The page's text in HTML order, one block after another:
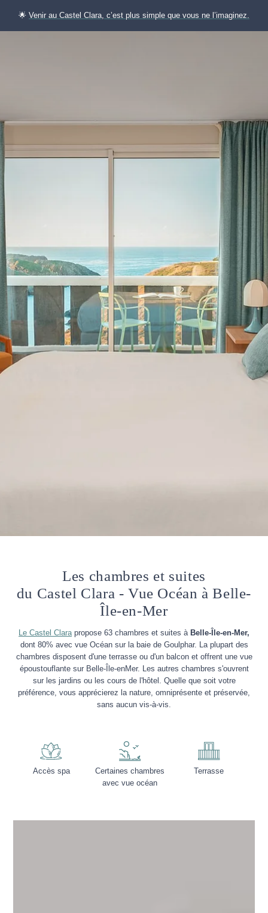
🌟 Venir au Castel Clara, c’est plus simple que vous ne l’imaginez.
Les chambres et suites
du Castel Clara - Vue Océan à Belle-
Île-en-Mer
Le Castel Clarapropose 63 chambres et suites à Belle-Île-en-Mer,
dont 80% avec vue Océan sur la baie de Goulphar. La plupart des
chambres disposent d'une terrasse ou d'un balcon et offrent une vue
époustouflante sur Belle-Île-enMer. Les autres chambres s'ouvrent
sur les jardins ou les cours de l'hôtel. Quelle que soit votre
préférence, vous apprécierez la nature, omniprésente et préservée,
sans aucun vis-à-vis.
Accès spa
Certaines chambres
avec vue océan
Terrasse